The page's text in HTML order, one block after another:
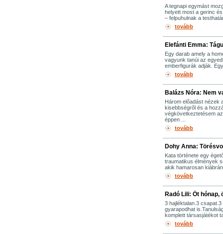
A tegnapi egymást
helyett most a gerinc
– felpuhulnak a
tovább
Elefánti Emma:
Egy darab amely a
vagyunk tanúi az
emberfigurák adják.
tovább
Balázs Nóra: Nem
Három előadást nézek
kisebbségről és a
végkövetkeztetésem
éppen ...
tovább
Dohy Anna:
Kata története egy
traumatikus élmények
akik hamarosan
tovább
Radó Lili: Öt hónap,
3 hajléktalan.3
gyarapodhat
komplett társasjátékot
tovább